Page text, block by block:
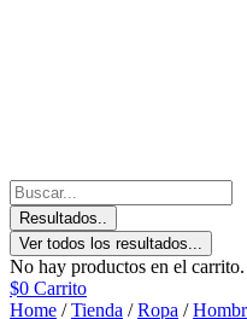
Resultados..
Ver todos los resultados...
No hay productos en el carrito.
$0 Carrito
Home /Tienda /Ropa /